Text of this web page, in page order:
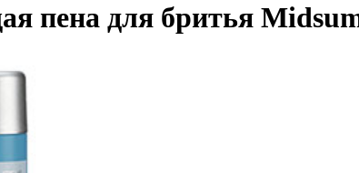
пена для бритья